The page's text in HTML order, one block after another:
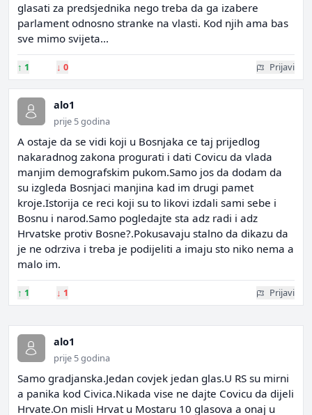
glasati za predsjednika nego treba da ga izabere
parlament odnosno stranke na vlasti. Kod njih ama bas
sve mimo svijeta...
↑ 1 ↓ 0 Prijavi
alo1
prije 5 godina
A ostaje da se vidi koji u Bosnjaka ce taj prijedlog
nakaradnog zakona progurati i dati Covicu da vlada
manjim demografskim pukom.Samo jos da dodam da
su izgleda Bosnjaci manjina kad im drugi pamet
kroje.Istorija ce reci koji su to likovi izdali sami sebe i
Bosnu i narod.Samo pogledajte sta adz radi i adz
Hrvatske protiv Bosne?.Pokusavaju stalno da dikazu da
je ne odrziva i treba je podijeliti a imaju sto niko nema a
malo im.
↑ 1 ↓ 1 Prijavi
alo1
prije 5 godina
Samo gradjanska.Jedan covjek jedan glas.U RS su mirni
a panika kod Civica.Nikada vise ne dajte Covicu da dijeli
Hrvate.On misli Hrvat u Mostaru 10 glasova a onaj u